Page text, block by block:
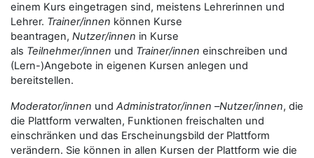
einem Kurs eingetragen sind, meistens Lehrerinnen und
Lehrer. Trainer/innen können Kurse
beantragen, Nutzer/innen in Kurse
als Teilnehmer/innen und Trainer/innen einschreiben und
(Lern-)Angebote in eigenen Kursen anlegen und
bereitstellen.
Moderator/innen und Administrator/innen –Nutzer/innen, die
die Plattform verwalten, Funktionen freischalten und
einschränken und das Erscheinungsbild der Plattform
verändern. Sie können in allen Kursen der Plattform wie die